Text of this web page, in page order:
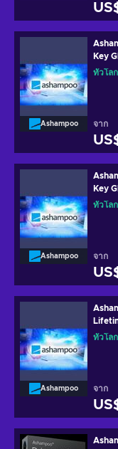
Ashampoo
Key
ทั่วโลก
จาก
Ashampoo
Key
ทั่วโลก
จาก
Ashampoo
ทั่วโลก
จาก